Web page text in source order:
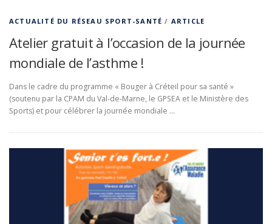
ACTUALITÉ DU RÉSEAU SPORT-SANTÉ / ARTICLE
Atelier gratuit à l’occasion de la journée
mondiale de l’asthme !
Dans le cadre du programme « Bouger à Créteil pour sa santé »
(soutenu par la CPAM du Val-de-Marne, le GPSEA et le Ministère des
Sports) et pour célébrer la journée mondiale …